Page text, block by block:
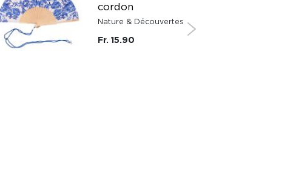
cordon
Nature & Découvertes
Fr. 15.90